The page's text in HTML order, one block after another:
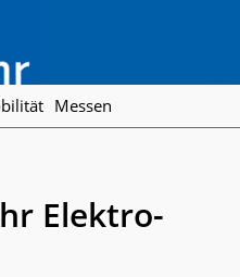
Messen
Elektro-